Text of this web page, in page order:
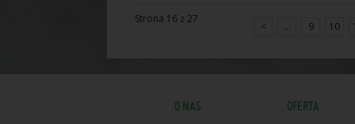
Strona 16 z 27
< ... 9 10
O NAS OFERTA